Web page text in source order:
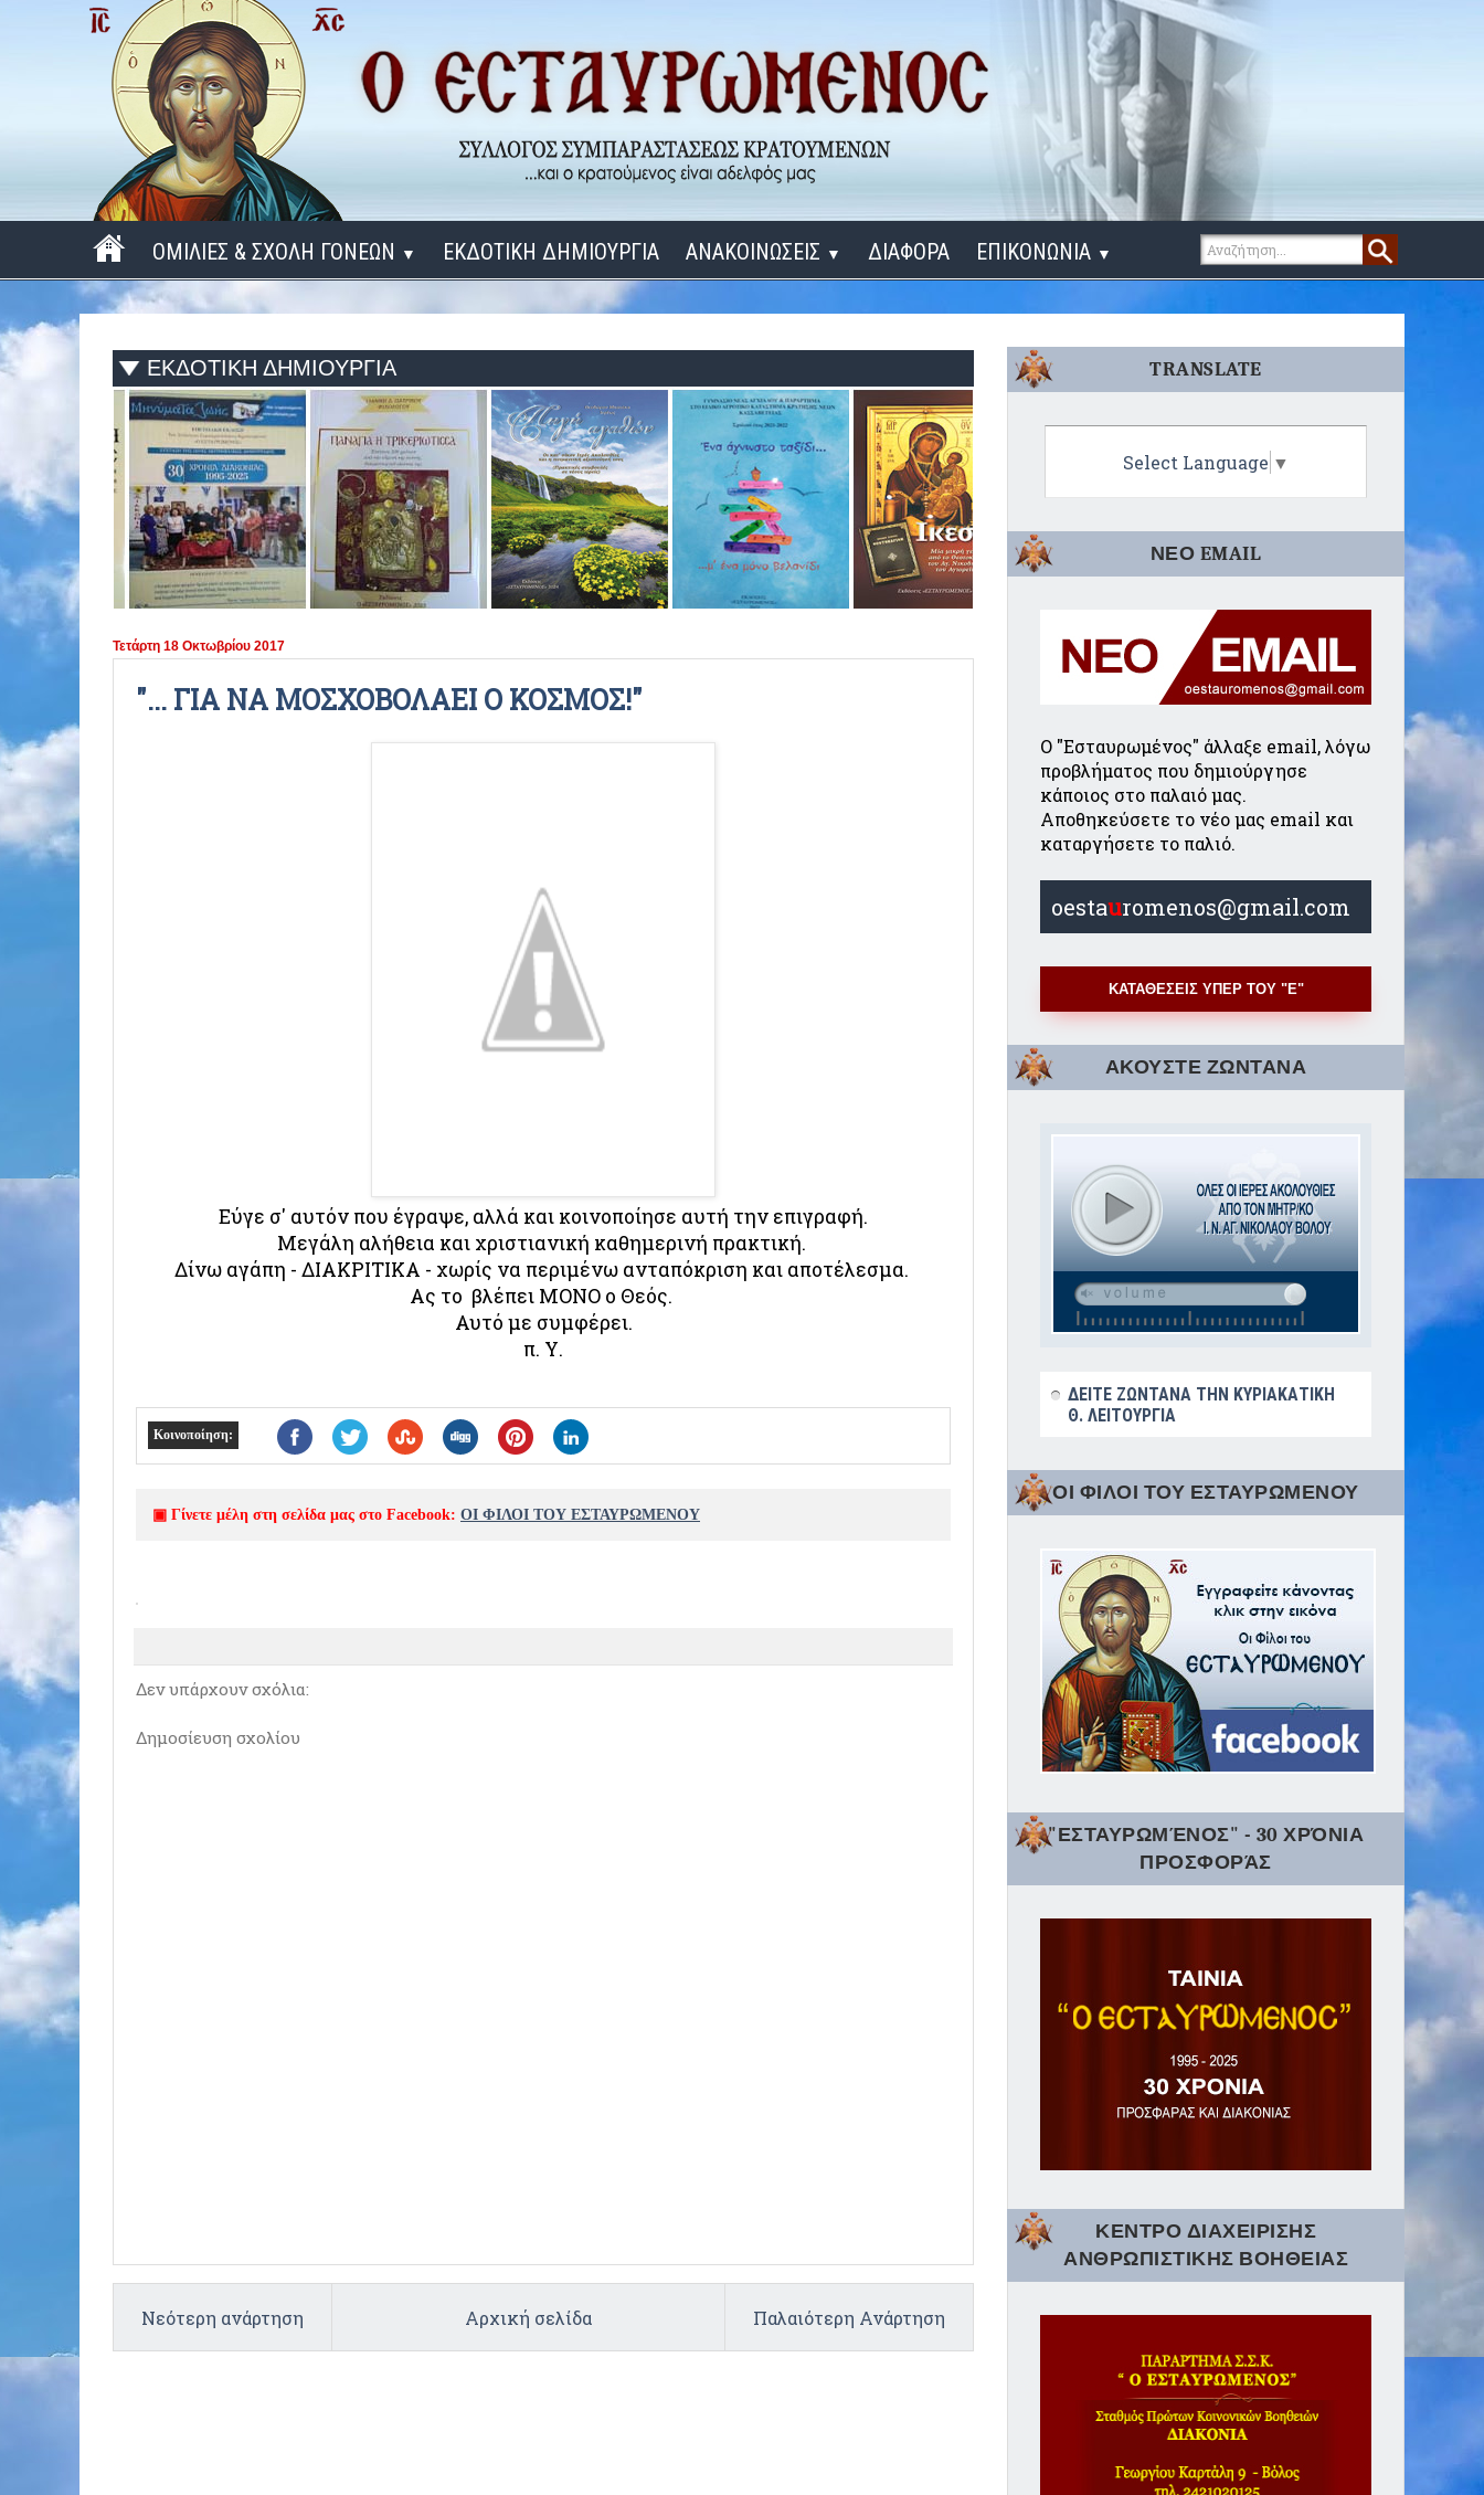
ΟΜΙΛΙΕΣ & ΣΧΟΛΗ ΓΟΝΕΩΝ ▼
ΠΕΡΙΟΔΟΣ 2025 - 2026
ΠΕΡΙΟΔΟΣ 2024 - 2025
ΠΕΡΙΟΔΟΣ 2023 - 2024
ΠΕΡΙΟΔΟΣ 2022 - 2023
ΠΕΡΙΟΔΟΣ 2021 - 2022
ΠΕΡΙΟΔΟΣ 2020 - 2021
ΕΚΔΟΤΙΚΗ ΔΗΜΙΟΥΡΓΙΑ ΑΝΑΚΟΙΝΩΣΕΙΣ ▼
ΔΙΔΑΞΟΝ ΜΕ, ΚΥΡΙΕ
ΓΙΑ ΤΟΥΣ ΜΙΚΡΟΥΣ ΜΑΣ ΦΙΛΟΥΣ
ΡΑΔΙΟΦΩΝΙΚΕΣ ΕΚΠΟΜΠΕΣ
ΒΙΝΤΕΟ
ΔΙΑΦΟΡΑ ΕΠΙΚΟΝΩΝΙΑ ▼
ΕΚΔΟΤΙΚΗ ΔΗΜΙΟΥΡΓΙΑ
Τετάρτη 18 Οκτωβρίου 2017
"... ΓΙΑ ΝΑ ΜΟΣΧΟΒΟΛΑΕΙ Ο ΚΟΣΜΟΣ!"
Εύγε σ' αυτόν που έγραψε, αλλά και κοινοποίησε αυτή την επιγραφή.
Μεγάλη αλήθεια και χριστιανική καθημερινή πρακτική.
Δίνω αγάπη - ΔΙΑΚΡΙΤΙΚΑ - χωρίς να περιμένω ανταπόκριση και αποτέλεσμα.
Ας το βλέπει ΜΟΝΟ ο Θεός.
Αυτό με συμφέρει.
π. Υ.
Κοινοποίηση:
▣ Γίνετε μέλη στη σελίδα μας στο Facebook: ΟΙ ΦΙΛΟΙ ΤΟΥ ΕΣΤΑΥΡΩΜΕΝΟΥ
Δεν υπάρχουν σχόλια:
Δημοσίευση σχολίου
Νεότερη ανάρτηση Παλαιότερη Ανάρτηση
Αρχική σελίδα
TRANSLATE
Select Language ▼
ΝΕΟ EMAIL
Ο "Εσταυρωμένος" άλλαξε email, λόγω
προβλήματος που δημιούργησε
κάποιος στο παλαιό μας.
Αποθηκεύσετε το νέο μας email και
καταργήσετε το παλιό.
oestauromenos@gmail.com
ΚΑΤΑΘΕΣΕΙΣ ΥΠΕΡ ΤΟΥ "Ε"
ΑΚΟΥΣΤΕ ΖΩΝΤΑΝΑ
ΔΕΙΤΕ ΖΩΝΤΑΝΑ ΤΗΝ ΚΥΡΙΑΚΑΤΙΚΗ
Θ. ΛΕΙΤΟΥΡΓΙΑ
ΟΙ ΦΙΛΟΙ ΤΟΥ ΕΣΤΑΥΡΩΜΕΝΟΥ
"ΕΣΤΑΥΡΩΜΈΝΟΣ" - 30 ΧΡΌΝΙΑ
ΠΡΟΣΦΟΡΆΣ
ΚΕΝΤΡΟ ΔΙΑΧΕΙΡΙΣΗΣ
ΑΝΘΡΩΠΙΣΤΙΚΗΣ ΒΟΗΘΕΙΑΣ